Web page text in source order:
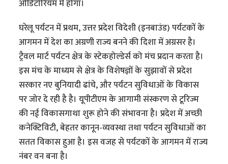
ओडिटोरियम में होगा।
घरेलू पर्यटन में प्रथम, उत्तर प्रदेश विदेशी (इनबाउंड) पर्यटकों के
आगमन में देश का अग्रणी राज्य बनने की दिशा में अग्रसर है।
ट्रैवल मार्ट पर्यटन क्षेत्र के स्टेकहोल्डेर्स को मंच प्रदान करता है।
इस मंच के माध्यम से क्षेत्र के विशेषज्ञों के सुझावों से प्रदेश
सरकार नए बुनियादी ढांचे, और पर्यटन सुविधाओं के विकास
पर जोर दे रही है है। यूपीटीएम के आगामी संस्करण से टूरिज्म
की नई विकासगाथा शुरू होने की संभावना है। प्रदेश में अच्छी
कनेक्टिविटी, बेहतर कानून-व्यवस्था तथा पर्यटन सुविधाओं का
सतत विकास हुआ है। इस वजह से पर्यटकों के आगमन में राज्य
नंबर वन बना है।